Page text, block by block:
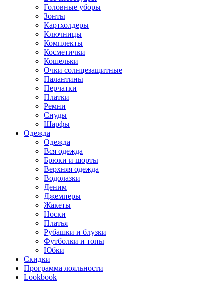
Головные уборы
Зонты
Картхолдеры
Ключницы
Комплекты
Косметички
Кошельки
Очки солнцезащитные
Палантины
Перчатки
Платки
Ремни
Снуды
Шарфы
Одежда
Одежда
Вся одежда
Брюки и шорты
Верхняя одежда
Водолазки
Деним
Джемперы
Жакеты
Носки
Платья
Рубашки и блузки
Футболки и топы
Юбки
Скидки
Программа лояльности
Lookbook